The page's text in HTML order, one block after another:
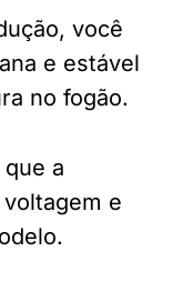
você
e estável
no fogão.
a
e